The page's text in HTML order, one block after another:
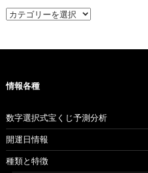
カ
テ
情報各種
数字選択式宝くじ予測分析
開運日情報
種類と特徴